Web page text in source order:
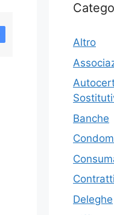
Altro
Banche
Contratti
Deleghe